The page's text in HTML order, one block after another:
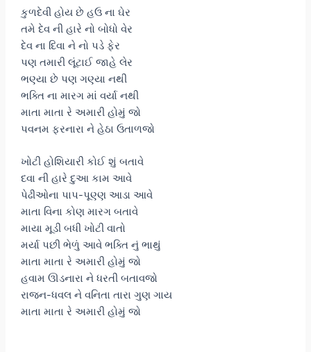
કુળદેવી હોય છે હઉ ના ઘેર
તમે દેવ ની હારે નો બોધો વેર
દેવ ના દિવા ને નો પડે ફેર
પણ તમારી લૂંટાઈ જાહે લેર
ભણ્યા છે પણ ગણ્યા નથી
ભક્તિ ના મારગ માં વર્યા નથી
માતા માતા રે અમારી હોમું જો
પવનમ ફરનારા ને હેઠા ઉતાળજો
ખોટી હોશિયારી કોઈ શું બતાવે
દવા ની હારે દુઆ કામ આવે
પેઢીઓના પાપ-પૂણ્ણ આડા આવે
માતા વિના કોણ મારગ બતાવે
માયા મૂડી બધી ખોટી વાતો
મર્યા પછી ભેળું આવે ભક્તિ નું ભાથું
માતા માતા રે અમારી હોમું જો
હવામ ઊડનારા ને ધરતી બતાવજો
રાજન-ધવલ ને વનિતા તારા ગુણ ગાય
માતા માતા રે અમારી હોમું જો